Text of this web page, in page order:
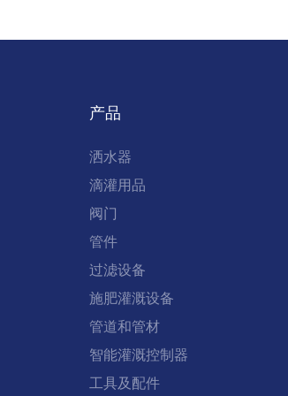
产品
洒水器
滴灌用品
阀门
管件
过滤设备
施肥灌溉设备
管道和管材
智能灌溉控制器
工具及配件